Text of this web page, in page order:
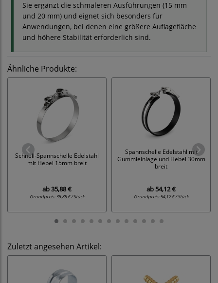
Sie ergänzt die schmaleren Ausführungen (15 mm
und 20 mm) und eignet sich besonders für
Anwendungen, bei denen eine größere Auflagefläche
und höhere Stabilität erforderlich sind.
Ähnliche Produkte:
Schnell-Spannschelle Edelstahl
mit Hebel 15mm breit
ab35,88 €
Grundpreis:35,88 € / Stück
Spannschelle Edelstahl mit
Gummieinlage und Hebel 30mm
breit
ab 54,12 €
Grundpreis:54,12 € / Stück
Zuletzt angesehen Artikel: